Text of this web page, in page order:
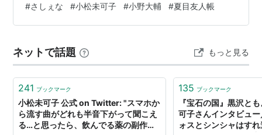
戦姫絶唱シンフォギア/戦姫絶唱シンフォギアG（安
藤創世）
モーレツ宇宙海賊（加藤茉莉香）
「K」/K RETURN OF KINGS
（ネコ）
神さまのいない日曜日（ウッラ・エウレウス・ヘク
マティカ）
pic.twitter.com/4aaXmYdCPq— 小松未可子のSunday
Share Night (@ssn_mk) 2026年8月6日
#さしぇな #小松未可子 #小野大輔 #夏目友人帳
ネットで話題 もっと見る
241 ブックマーク
小松未可子 公式 on Twitter: "スマホか
ら流す曲がどれも半音下がって聞こえ
る…と思ったら、飲んでる薬の副作用
135 ブックマーク
『宝石の国』黒沢と
可子さんインタビュ
ォスとシンシャはす